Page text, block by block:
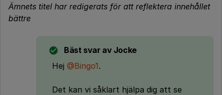
Ämnets titel har redigerats för att reflektera innehållet
bättre
Bäst svar av Jocke
Hej @Bingo1.
Det kan vi såklart hjälpa dig att se